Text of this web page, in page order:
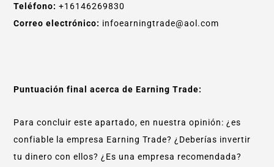
Teléfono: +16146269830
Correo electrónico: infoearningtrade@aol.com
Puntuación final acerca de Earning Trade:
Para concluir este apartado, en nuestra opinión: ¿es
confiable la empresa Earning Trade? ¿Deberías invertir
tu dinero con ellos? ¿Es una empresa recomendada?